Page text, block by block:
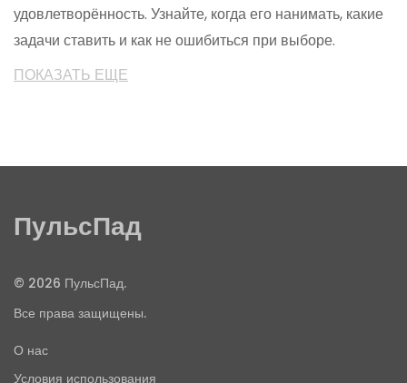
удовлетворённость. Узнайте, когда его нанимать, какие
задачи ставить и как не ошибиться при выборе.
ПОКАЗАТЬ ЕЩЕ
ПульсПад
© 2026 ПульсПад.
Все права защищены.
О нас
Условия использования